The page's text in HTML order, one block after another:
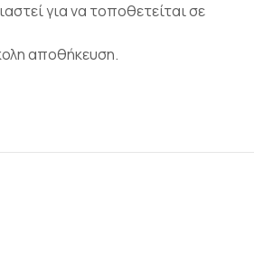
για να τοποθετείται σε
αποθήκευση.